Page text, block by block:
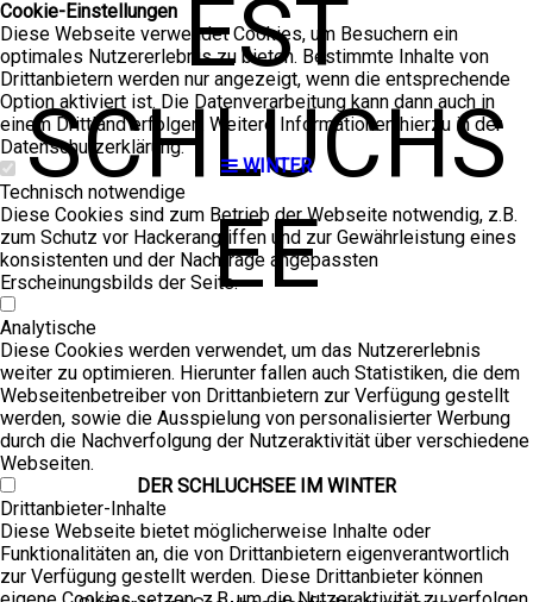
WINTER
EST
SCHLUCHS
EE
DER SCHLUCH­SEE IM WIN­TER
Cookie-Einstellungen
Diese Webseite verwendet Cookies, um Besuchern ein
optimales Nutzererlebnis zu bieten. Bestimmte Inhalte von
Drittanbietern werden nur angezeigt, wenn die entsprechende
Option aktiviert ist. Die Datenverarbeitung kann dann auch in
einem Drittland erfolgen. Weitere Informationen hierzu in der
Datenschutzerklärung.
Technisch notwendige
Diese Cookies sind zum Betrieb der Webseite notwendig, z.B.
zum Schutz vor Hackerangriffen und zur Gewährleistung eines
konsistenten und der Nachfrage angepassten
Erscheinungsbilds der Seite.
Analytische
Diese Cookies werden verwendet, um das Nutzererlebnis
weiter zu optimieren. Hierunter fallen auch Statistiken, die dem
Webseitenbetreiber von Drittanbietern zur Verfügung gestellt
werden, sowie die Ausspielung von personalisierter Werbung
durch die Nachverfolgung der Nutzeraktivität über verschiedene
Webseiten.
Drittanbieter-Inhalte
Diese Webseite bietet möglicherweise Inhalte oder
Funktionalitäten an, die von Drittanbietern eigenverantwortlich
zur Verfügung gestellt werden. Diese Drittanbieter können